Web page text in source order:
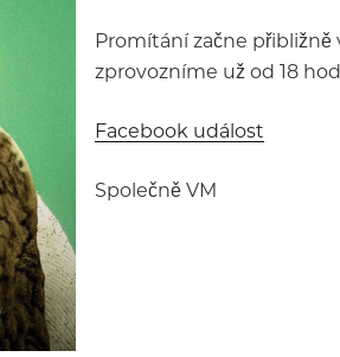
Promítání začne
zprovozníme už od 18
Facebook událost
Společně VM